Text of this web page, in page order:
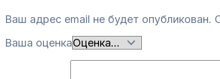
Ваш адрес email не будет опубликован.
Ваша оценка